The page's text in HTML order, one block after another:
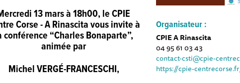
13 mars à 18h00, le CPIE
Corse - A Rinascita vous invite à
conférence “Charles Bonaparte”,
animée par
Michel VERGÉ-FRANCESCHI,
Organisateur :
CPIE A Rinascita
04 95 61 03 43
contact-csti@cpie-
https://cpie-